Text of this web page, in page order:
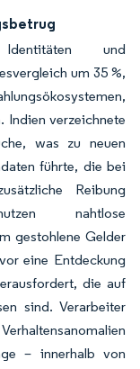
und
um 35 %,
Indien verzeichnete
was zu neuen
führte, die bei
Reibung
nahtlose
gestohlene Gelder
eine Entdeckung
die auf
sind. Verarbeiter
– innerhalb von